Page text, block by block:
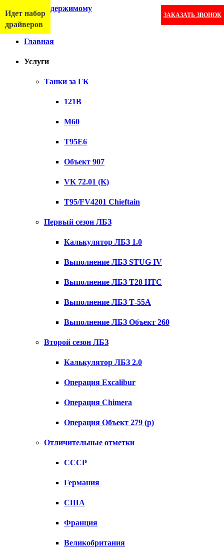
Перейти к содержимому
ЗАКАЗАТЬ ЗВОНОК
Меню
Главная
Услуги
Танки за ГК
121B
M60
T95E6
Объект 907
VK 72.01 (K)
T95/FV4201 Chieftain
Первый сезон ЛБЗ
Калькулятор ЛБЗ 1.0
Выполнение ЛБЗ STUG IV
Выполнение ЛБЗ T28 HTC
Выполнение ЛБЗ Т-55А
Выполнение ЛБЗ Объект 260
Второй сезон ЛБЗ
Калькулятор ЛБЗ 2.0
Операция Excalibur
Операция Chimera
Операция Объект 279 (р)
Отличительные отметки
СССР
Германия
США
Франция
Великобритания
Идет набор
драйверов